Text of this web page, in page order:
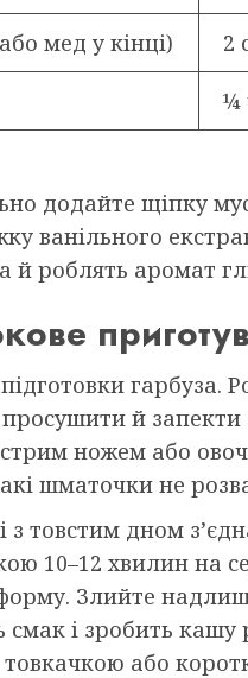
мед у кінці) 2
¼
додайте щіпку
ванільного
й роблять аромат
гарбуза.
й запекти
ножем або
шматочки не
з товстим дном
10–12 хвилин на
Злийте
смак і зробить
товкачкою або